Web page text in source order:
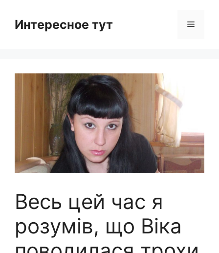
contentИнтересное тут Menu
Весь цей час я
розумів, що Віка